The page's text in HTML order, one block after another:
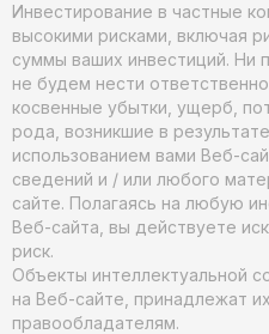
Инвестирование в частные
высокими рисками, включая
суммы ваших инвестиций. Ни
не будем нести
косвенные убытки, ущерб,
рода, возникшие в
использованием вами Веб-
сведений и / или любого
сайте. Полагаясь на любую
Веб-сайта, вы действуете
риск.
Объекты интеллектуальной
на Веб-сайте, принадлежат
правообладателям.